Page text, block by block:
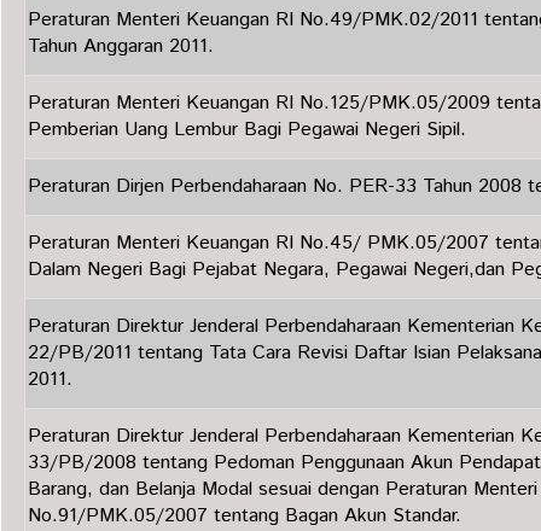
Peraturan Menteri Keuangan RI No.49/PMK.02/2011
Tahun Anggaran 2011.
Peraturan Menteri Keuangan RI No.125/PMK.05/2009
Pemberian Uang Lembur Bagi Pegawai Negeri Sipil.
Peraturan Dirjen Perbendaharaan No. PER-33 Tahun 2008
Peraturan Menteri Keuangan RI No.45/ PMK.05/2007
Dalam Negeri Bagi Pejabat Negara, Pegawai Negeri,dan
Peraturan Direktur Jenderal Perbendaharaan Kementerian
22/PB/2011 tentang Tata Cara Revisi Daftar Isian
2011.
Peraturan Direktur Jenderal Perbendaharaan Kementerian
33/PB/2008 tentang Pedoman Penggunaan Akun
Barang, dan Belanja Modal sesuai dengan Peraturan
No.91/PMK.05/2007 tentang Bagan Akun Standar.